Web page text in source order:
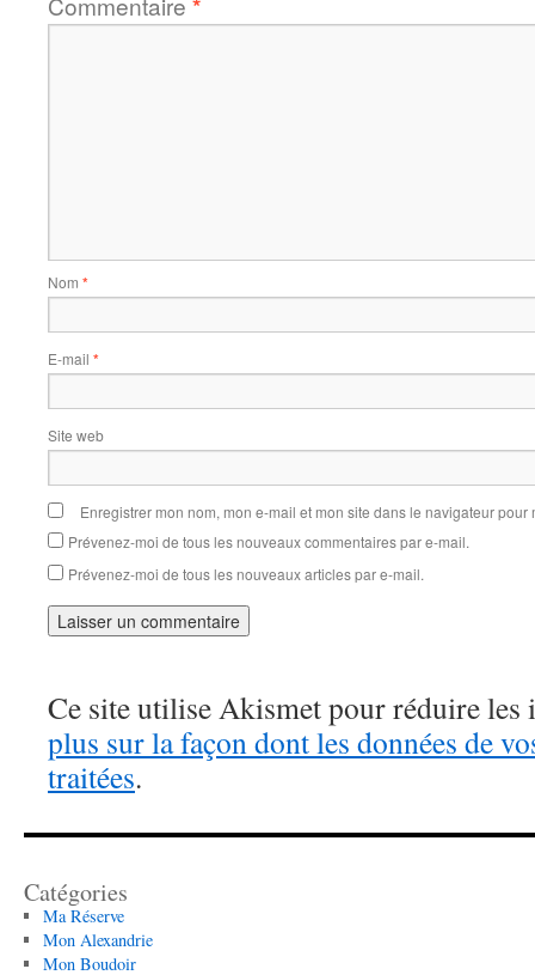
Nom *
E-mail *
Site web
Enregistrer mon nom, mon e-mail et mon site dans le navigateur
Prévenez-moi de tous les nouveaux commentaires par e-mail.
Prévenez-moi de tous les nouveaux articles par e-mail.
Ce site utilise Akismet pour réduire les
plus sur la façon dont les données de
traitées.
Catégories
Ma Réserve
Mon Alexandrie
Mon Boudoir